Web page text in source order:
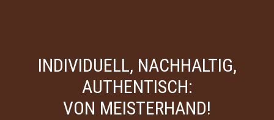
INDIVIDUELL, NACHHALTIG,
AUTHENTISCH:
VON MEISTERHAND!